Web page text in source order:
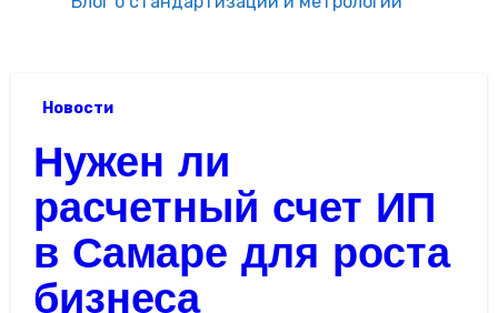
Новости
Нужен ли
расчетный счет ИП
в Самаре для роста
бизнеса